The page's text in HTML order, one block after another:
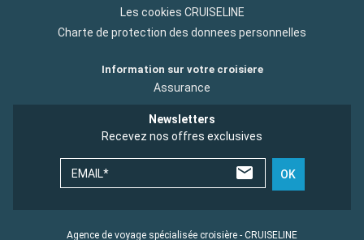
Les cookies CRUISELINE
Charte de protection des donnees personnelles
Information sur votre croisiere
Assurance
Newsletters
Recevez nos offres exclusives
EMAIL* OK
Agence de voyage spécialisée croisière - CRUISELINE